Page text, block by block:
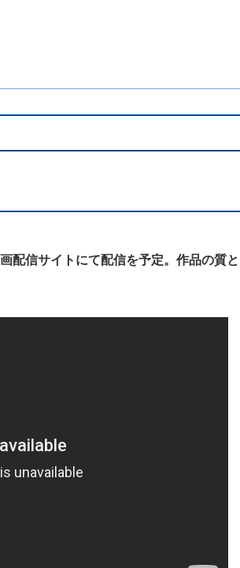
配信サイトにて配信を予定。作品の質